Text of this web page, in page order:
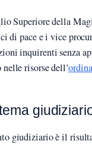
Superiore della
pace e i vice
inquirenti senza
risorse dell’
giudiziario è il